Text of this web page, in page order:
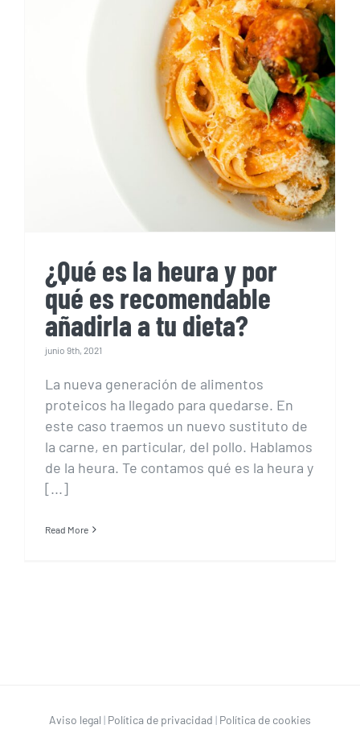
¿Qué es la heura y por
qué es recomendable
añadirla a tu dieta?
¿Qué es la heura y por
qué es recomendable
añadirla a tu dieta?
junio 9th, 2021
La nueva generación de alimentos
proteicos ha llegado para quedarse. En
este caso traemos un nuevo sustituto de
la carne, en particular, del pollo. Hablamos
de la heura. Te contamos qué es la heura y
[...]
Read More
Aviso legal | Política de privacidad | Política de cookies